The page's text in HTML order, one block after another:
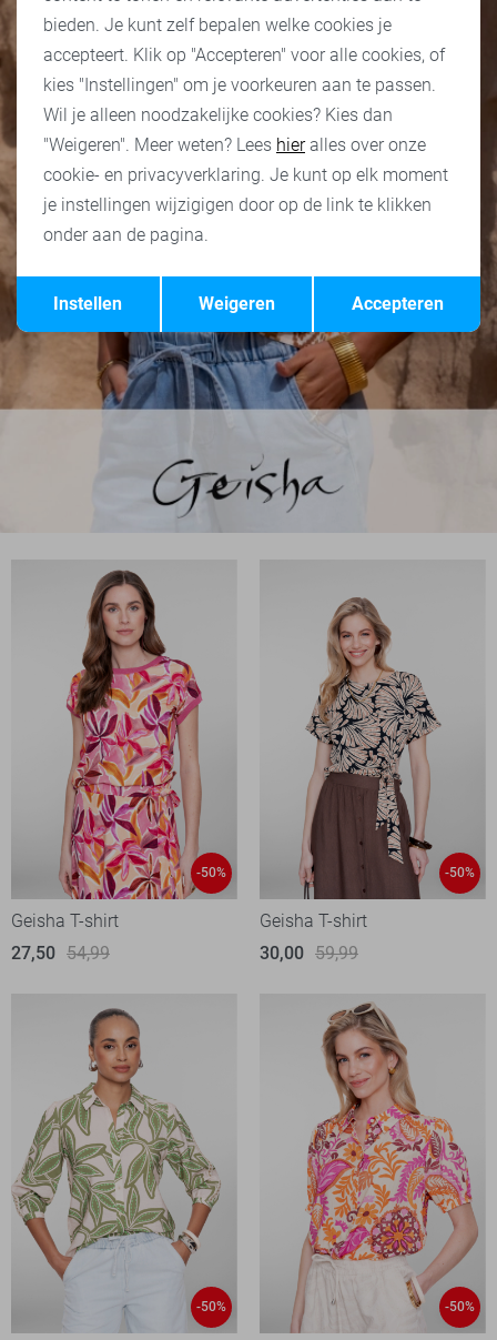
-50%
Geisha T-shirt
27,50 54,99
-50%
Geisha T-shirt
30,00 59,99
-50% -50%
Terug Opslaan
bieden. Je kunt zelf bepalen welke cookies je
accepteert. Klik op "Accepteren" voor alle cookies, of
kies "Instellingen" om je voorkeuren aan te passen.
Wil je alleen noodzakelijke cookies? Kies dan
"Weigeren". Meer weten? Lees hieralles over onze
cookie- en privacyverklaring. Je kunt op elk moment
je instellingen wijzigigen door op de link te klikken
onder aan de pagina.
Accepteren
Weigeren
Instellen